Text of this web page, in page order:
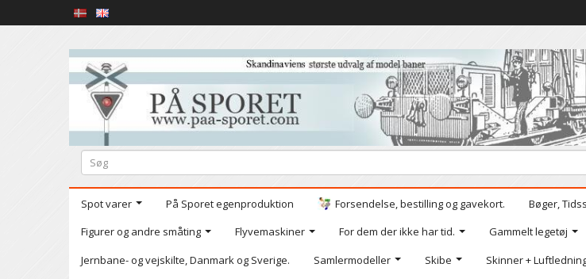
Spot varer På Sporet egenproduktion Forsendelse, bestilling og gavekort. Bøger,
Figurer og andre småting
Flyvemaskiner For dem der ikke har tid. Gammelt legetøj
Jernbane- og vejskilte, Danmark og Sverige.
Samlermodeller Skibe Skinner +